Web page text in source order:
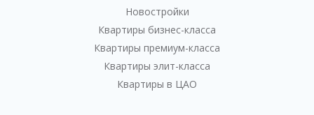
Новостройки
Квартиры бизнес-класса
Квартиры премиум-класса
Квартиры элит-класса
Квартиры в ЦАО